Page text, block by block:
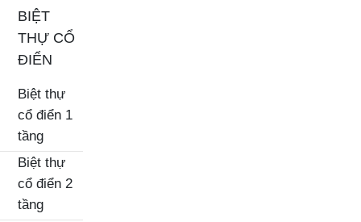
BIỆT
THỰ CỔ
ĐIỂN
Biệt thự
cổ điển 1
tầng
Biệt thự
cổ điển 2
tầng